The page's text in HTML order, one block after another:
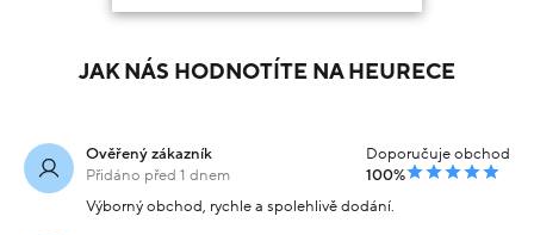
JAK NÁS HODNOTÍTE NA HEURECE
Ověřený zákazník
Přidáno před 1 dnem
Doporučuje obchod
100%
Výborný obchod, rychle a spolehlivě dodání.